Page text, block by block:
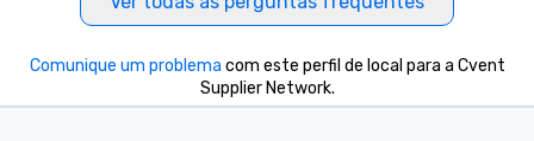
Comunique um problema com este perfil de local para a Cvent
Supplier Network.